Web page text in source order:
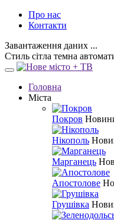
Про нас
Контакти
Завантаження даних ...
Стиль сітла темна
Головна
Міста
Покров
Нікополь
Марганець
Апостолове
Грушівка